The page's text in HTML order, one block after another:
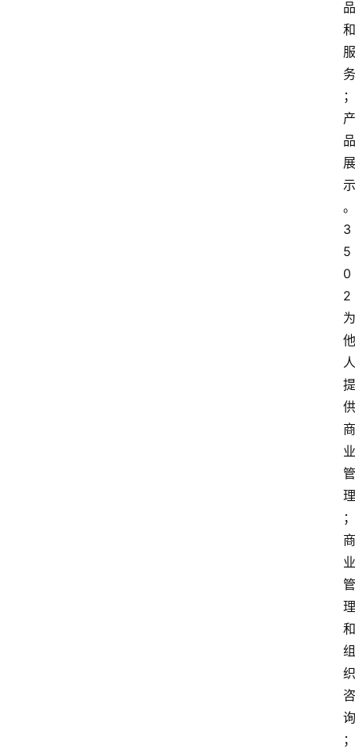
品
和
服
务
；
产
品
展
示
。
3
5
0
2
为
他
人
提
供
商
业
管
理
；
商
业
管
理
和
组
织
咨
询
；